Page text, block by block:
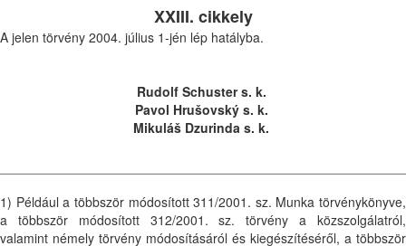
XXIII. cikkely
A jelen törvény 2004. július 1-jén lép hatályba.
Rudolf Schuster s. k.
Pavol Hrušovský s. k.
Mikuláš Dzurinda s. k.
1) Például a többször módosított 311/2001. sz. Munka törvénykönyve,
a többször módosított 312/2001. sz. törvény a közszolgálatról,
valamint némely törvény módosításáról és kiegészítéséről, a többször